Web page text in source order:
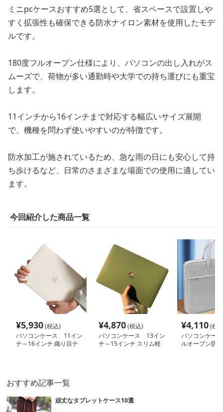
ミニpcケースおすすめ5選として、省スペースで設置しや
すく拡張性も確保できる防水ナイロン素材を使用したモデ
ルです。
180度フルオープン仕様により、パソコンの出し入れがス
ムーズで、荷物が多い通勤時や大学での持ち運びにも重宝
します。
11インチから16インチまで対応する幅広いサイズ展開
で、機種を問わず使いやすいのが特徴です。
防水加工が施されているため、急な雨の日にも安心して持
ち歩けるなど、日常のさまざまな場面での使用に適してい
ます。
今回紹介した商品一覧
¥5,930(税込)
パソコンケース 11イン
チ～16インチ 織り目テ
¥4,870(税込)
パソコンケース 13イン
チ～15インチ スリム軽
¥4,110(税
パソコンケー
ルオープン防
おすすめ記事一覧
頑丈なタブレットケース10選